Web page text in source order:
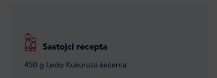
Sastojci recepta
450 g Ledo Kukuruza šećerca